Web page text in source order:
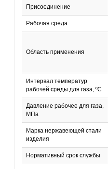
Присоединение
Рабочая среда
Область применения
Интервал температур
рабочей среды для газа, ºС
Давление рабочее для газа,
МПа
Марка нержавеющей стали
изделия
Нормативный срок службы